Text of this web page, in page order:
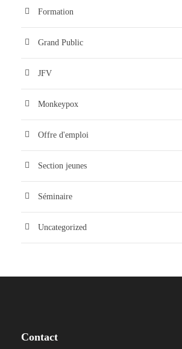
Formation
Grand Public
JFV
Monkeypox
Offre d'emploi
Section jeunes
Séminaire
Uncategorized
Contact